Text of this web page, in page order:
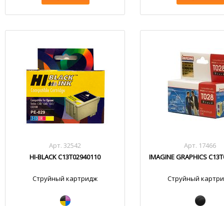
Арт. 32542
HI-BLACK C13T02940110
Струйный картридж
Арт. 17466
IMAGINE GRAPHICS
Струйный